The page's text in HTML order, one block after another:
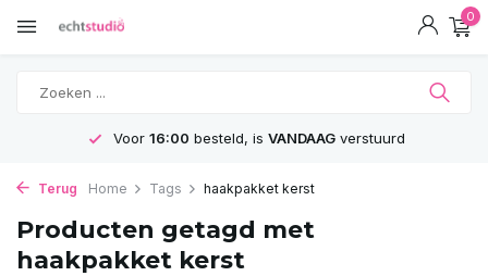
0
Voor 16:00 besteld, is VANDAAGverstuurd
Terug Home Tags haakpakket kerst
Producten getagd met
haakpakket kerst